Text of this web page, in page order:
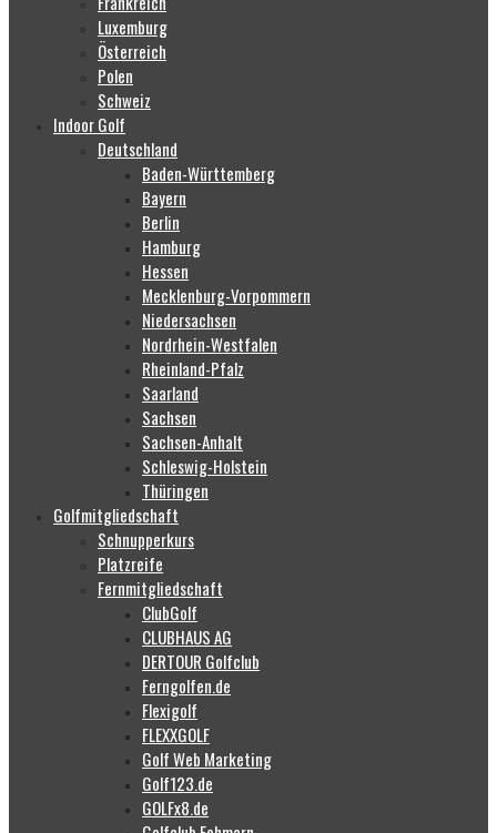
Luxemburg
Österreich
Polen
Schweiz
Indoor Golf
Deutschland
Baden-Württemberg
Bayern
Berlin
Hamburg
Hessen
Mecklenburg-Vorpommern
Niedersachsen
Nordrhein-Westfalen
Rheinland-Pfalz
Saarland
Sachsen
Sachsen-Anhalt
Schleswig-Holstein
Thüringen
Golfmitgliedschaft
Schnupperkurs
Platzreife
Fernmitgliedschaft
ClubGolf
CLUBHAUS AG
DERTOUR Golfclub
Ferngolfen.de
Flexigolf
FLEXXGOLF
Golf Web Marketing
Golf123.de
GOLFx8.de